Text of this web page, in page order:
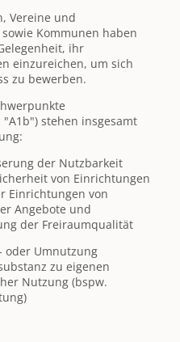
Vereine und
Kommunen haben
ihr
einzureichen, um sich
zu bewerben.
stehen insgesamt
der Nutzbarkeit
von Einrichtungen
Einrichtungen von
Angebote und
der Freiraumqualität
oder Umnutzung
zu eigenen
Nutzung (bspw.